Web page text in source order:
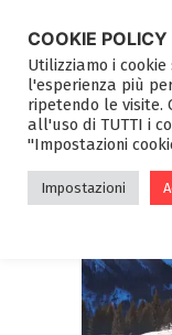
COOKIE POLICY
Utilizziamo i
l'esperienza più
ripetendo le visite.
all'uso di TUTTI i
"Impostazioni
Impostazioni